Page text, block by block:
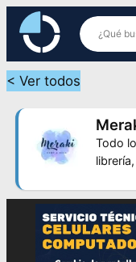
Saltar
contenido
< Ver todos
Todo